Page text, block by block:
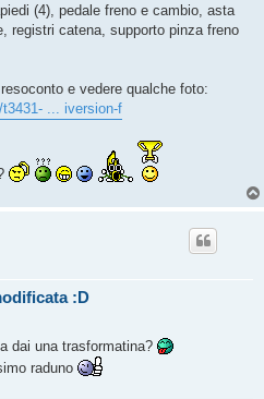
(4), pedale freno e cambio, asta
registri catena, supporto pinza freno
e vedere qualche foto:
... iversion-f
:D
dai una trasformatina?
raduno